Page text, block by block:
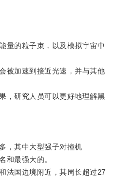
的粒子束，以及模拟宇宙中
加速到接近光速，并与其他
研究人员可以更好地理解黑
其中大型强子对撞机
和最强大的。
国边境附近，其周长超过27